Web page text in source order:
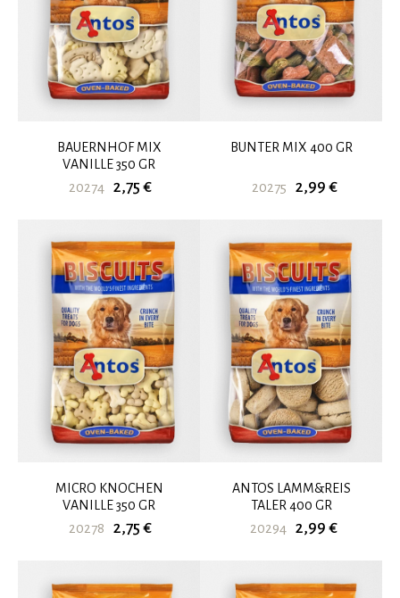
BAUERNHOF MIX
VANILLE 350 GR
20274 2,75 €
BUNTER MIX 400 GR
20275 2,99 €
MICRO KNOCHEN
VANILLE 350 GR
20278 2,75 €
ANTOS LAMM&REIS
TALER 400 GR
20294 2,99 €